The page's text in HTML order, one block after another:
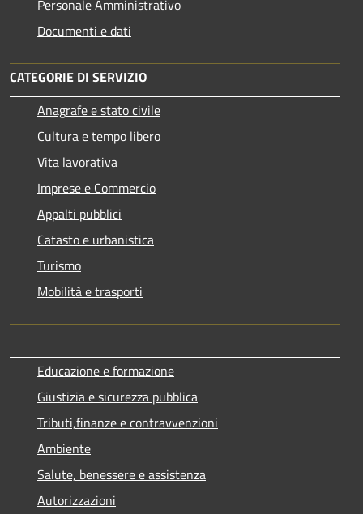
Personale Amministrativo
Documenti e dati
CATEGORIE DI SERVIZIO
Anagrafe e stato civile
Cultura e tempo libero
Vita lavorativa
Imprese e Commercio
Appalti pubblici
Catasto e urbanistica
Turismo
Mobilità e trasporti
Educazione e formazione
Giustizia e sicurezza pubblica
Tributi,finanze e contravvenzioni
Ambiente
Salute, benessere e assistenza
Autorizzazioni